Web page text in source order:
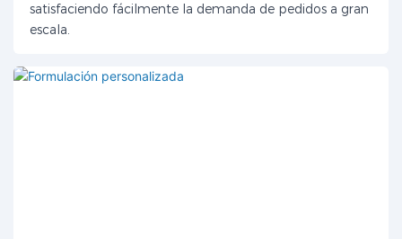
satisfaciendo fácilmente la demanda de pedidos a gran
escala.